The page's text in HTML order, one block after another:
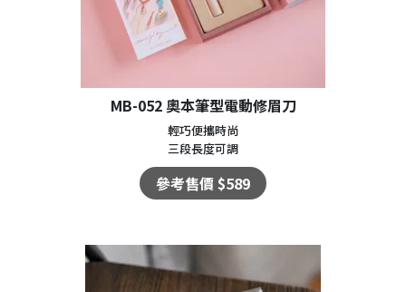
MB-052 奧本筆型電動修眉刀
輕巧便攜時尚
三段長度可調
參考售價 $589